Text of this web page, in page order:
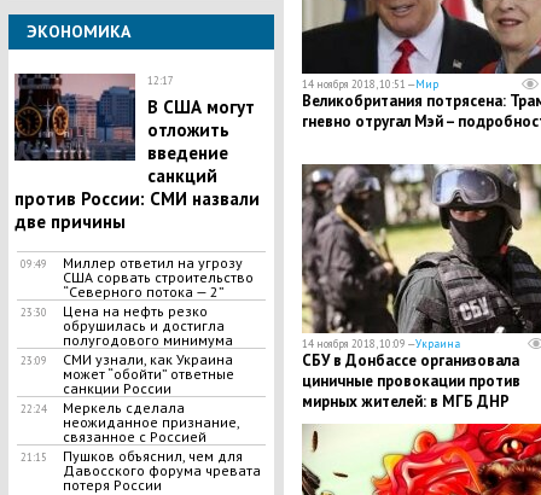
ЭКОНОМИКА
12:17
В США могут
отложить
введение
санкций
против России: СМИ назвали
две причины
09:49
Миллер ответил на угрозу
США сорвать строительство
“Северного потока — 2”
23:30
Цена на нефть резко
обрушилась и достигла
полугодового минимума
23:09
СМИ узнали, как Украина
может “обойти” ответные
санкции России
22:24
Меркель сделала
неожиданное признание,
связанное с Россией
21:15
Пушков объяснил, чем для
Давосского форума чревата
потеря России
14 ноября 2018, 10:51 —Мир
Великобритания потрясена:
гневно отругал Мэй –
14 ноября 2018, 10:09 —Украина
СБУ в Донбассе организовала
циничные провокации против
мирных жителей: в МГБ ДНР
сделали важное заявление